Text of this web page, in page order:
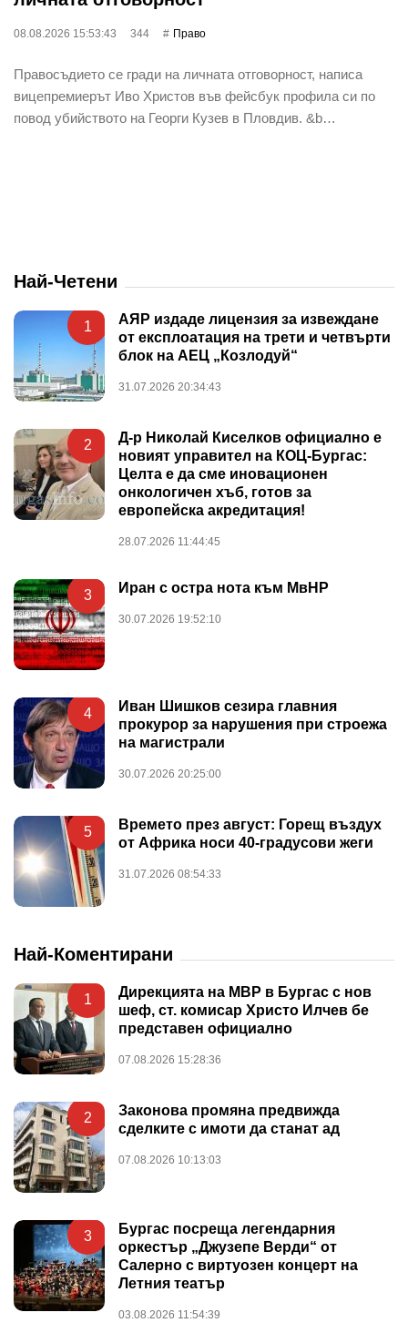
08.08.2026 15:53:43 344 Право
Правосъдието се гради на личната отговорност, написа
вицепремиерът Иво Христов във фейсбук профила си по
повод убийството на Георги Кузев в Пловдив. &b…
Най-Четени
1
АЯР издаде лицензия за извеждане
от експлоатация на трети и четвърти
блок на АЕЦ „Козлодуй“
31.07.2026 20:34:43
2
Д-р Николай Киселков официално е
новият управител на КОЦ-Бургас:
Целта е да сме иновационен
онкологичен хъб, готов за
европейска акредитация!
28.07.2026 11:44:45
3 Иран с остра нота към МвНР
30.07.2026 19:52:10
4
Иван Шишков сезира главния
прокурор за нарушения при строежа
на магистрали
30.07.2026 20:25:00
5
Времето през август: Горещ въздух
от Африка носи 40-градусови жеги
31.07.2026 08:54:33
Най-Коментирани
1
Дирекцията на МВР в Бургас с нов
шеф, ст. комисар Христо Илчев бе
представен официално
07.08.2026 15:28:36
2
Законова промяна предвижда
сделките с имоти да станат ад
07.08.2026 10:13:03
3
Бургас посреща легендарния
оркестър „Джузепе Верди“ от
Салерно с виртуозен концерт на
Летния театър
03.08.2026 11:54:39